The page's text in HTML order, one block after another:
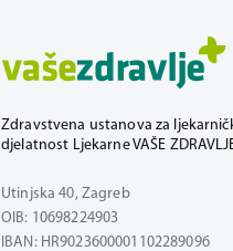
Zdravstvena ustanova za
djelatnost Ljekarne VAŠE
Utinjska 40, Zagreb
OIB: 10698224903
IBAN: HR9023600001102289096